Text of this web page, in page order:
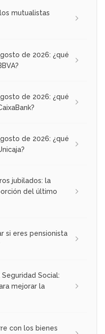
mutualistas
de 2026: ¿qué
de 2026: ¿qué
de 2026: ¿qué
jubilados: la
del último
si eres pensionista
Social:
mejorar la
con los bienes